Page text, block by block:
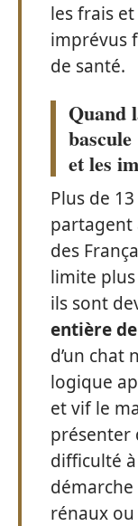
les frais
imprévus
de santé.
Quand
et les
Plus de
partagent
des
limite plus
ils sont
entière
d’un chat
logique
et vif le
présenter
difficulté
rénaux